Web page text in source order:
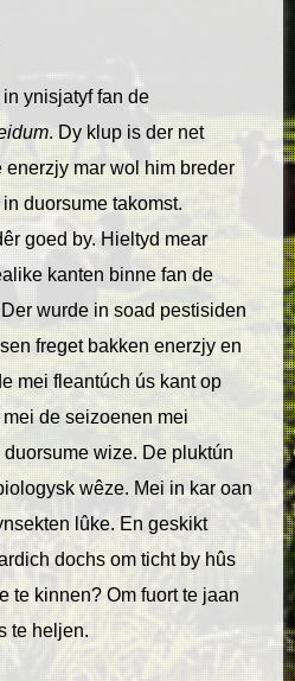
ynisjatyf fan de
. Dy klup is der net
mar wol him breder
duorsume takomst.
goed by. Hieltyd mear
kanten binne fan de
wurde in soad pestisiden
freget bakken enerzjy en
mei fleantúch ús kant op
de seizoenen mei
wize. De pluktún
wêze. Mei in kar oan
lûke. En geskikt
dochs om ticht by hûs
te kinnen? Om fuort te jaan
te heljen.